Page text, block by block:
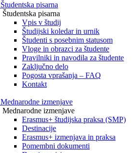
Študentska pisarna
Študentska pisarna
Vpis v študij
Študijski koledar in urnik
Študenti s posebnim statusom
Vloge in obrazci za študente
Pravilniki in navodila za študente
Zaključno delo
Pogosta vprašanja – FAQ
Kontakt
Mednarodne izmenjave
Mednarodne izmenjave
Erasmus+ študijska praksa (SMP)
Destinacije
Erasmus+ izmenjava in praksa
Pomembni dokumenti